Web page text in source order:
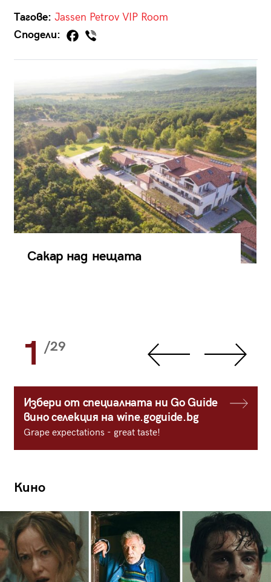
Тагове: Jassen Petrov VIP Room
Сподели:
Сакар над нещата
1 /29
Избери от специалната ни Go Guide
вино селекция на wine.goguide.bg
Grape expectations - great taste!
Кино